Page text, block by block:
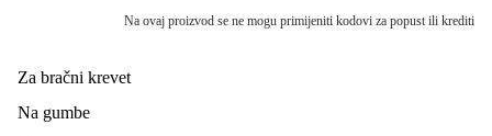
Na ovaj proizvod se ne mogu primijeniti kodovi za popust ili krediti
Za bračni krevet
Na gumbe